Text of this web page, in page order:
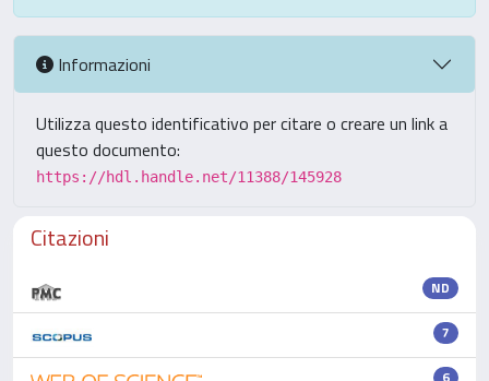
Informazioni
Utilizza questo identificativo per citare o creare un link a
questo documento:
https://hdl.handle.net/11388/145928
Citazioni
ND
7